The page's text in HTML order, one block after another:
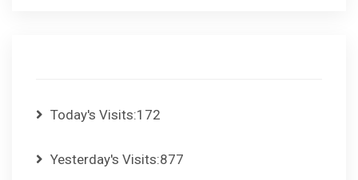
Today's Visits:172
Yesterday's Visits:877